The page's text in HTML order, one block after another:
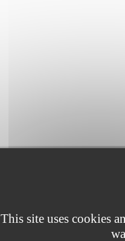
This site uses cookies